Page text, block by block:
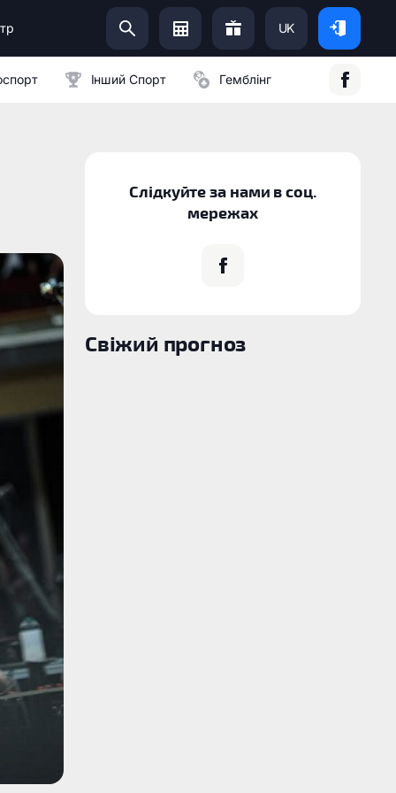
UK
Інший Спорт Гемблінг
Слідкуйте за нами в соц.
мережах
Свіжий прогноз